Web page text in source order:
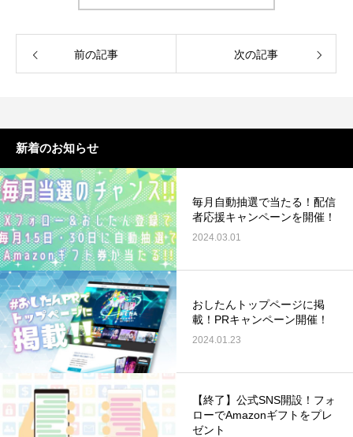
前の記事 次の記事
新着のお知らせ
毎月自動抽選で当たる！配信
者応援キャンペーンを開催！
2024.03.01
おしたんトップページに掲
載！PRキャンペーン開催！
2024.01.23
【終了】公式SNS開設！フォ
ローでAmazonギフトをプレ
ゼント